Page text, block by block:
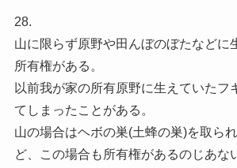
28.
山に限らず原野や田んぼのぼたなどに
所有権がある。
以前我が家の所有原野に生えていたフ
てしまったことがある。
山の場合はヘボの巣(土蜂の巣)を取ら
ど、この場合も所有権があるのじあな